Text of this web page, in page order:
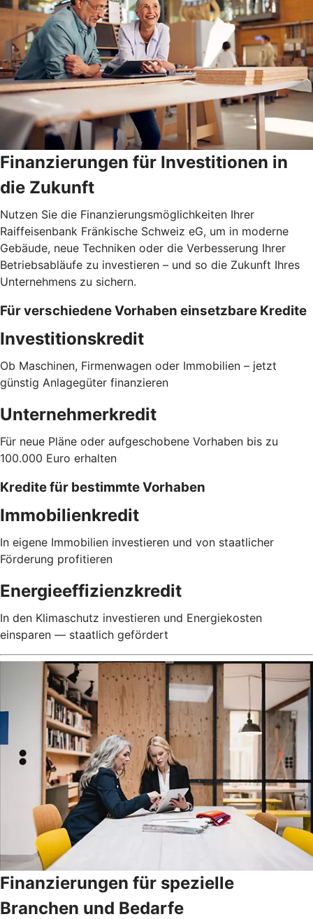
Finanzierungen für Investitionen in
die Zukunft
Nutzen Sie die Finanzierungsmöglichkeiten Ihrer
Raiffeisenbank Fränkische Schweiz eG, um in moderne
Gebäude, neue Techniken oder die Verbesserung Ihrer
Betriebsabläufe zu investieren – und so die Zukunft Ihres
Unternehmens zu sichern.
Für verschiedene Vorhaben einsetzbare Kredite
Investitionskredit
Ob Maschinen, Firmenwagen oder Immobilien – jetzt
günstig Anlagegüter finanzieren
Unternehmerkredit
Für neue Pläne oder aufgeschobene Vorhaben bis zu
100.000 Euro erhalten
Kredite für bestimmte Vorhaben
Immobilienkredit
In eigene Immobilien investieren und von staatlicher
Förderung profitieren
Energieeffizienzkredit
In den Klimaschutz investieren und Energiekosten
einsparen — staatlich gefördert
Finanzierungen für spezielle
Branchen und Bedarfe